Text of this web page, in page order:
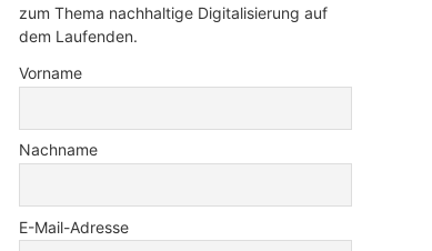
zum Thema nachhaltige Digitalisierung auf
dem Laufenden.
Vorname
Nachname
E-Mail-Adresse